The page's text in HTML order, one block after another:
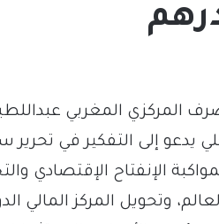
المركزي المغربي
يدعو إلى التفكير في
وتحويل المركز المالي